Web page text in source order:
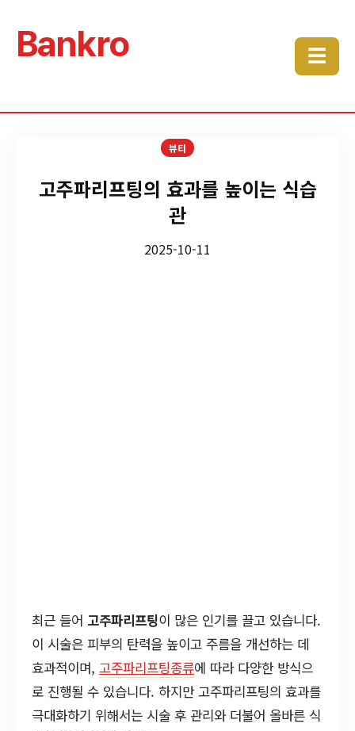
Bankro ☰
뷰티
고주파리프팅의 효과를 높이는 식습
관
2025-10-11
최근 들어 고주파리프팅이 많은 인기를 끌고 있습니다.
이 시술은 피부의 탄력을 높이고 주름을 개선하는 데
효과적이며, 고주파리프팅종류에 따라 다양한 방식으
로 진행될 수 있습니다. 하지만 고주파리프팅의 효과를
극대화하기 위해서는 시술 후 관리와 더불어 올바른 식